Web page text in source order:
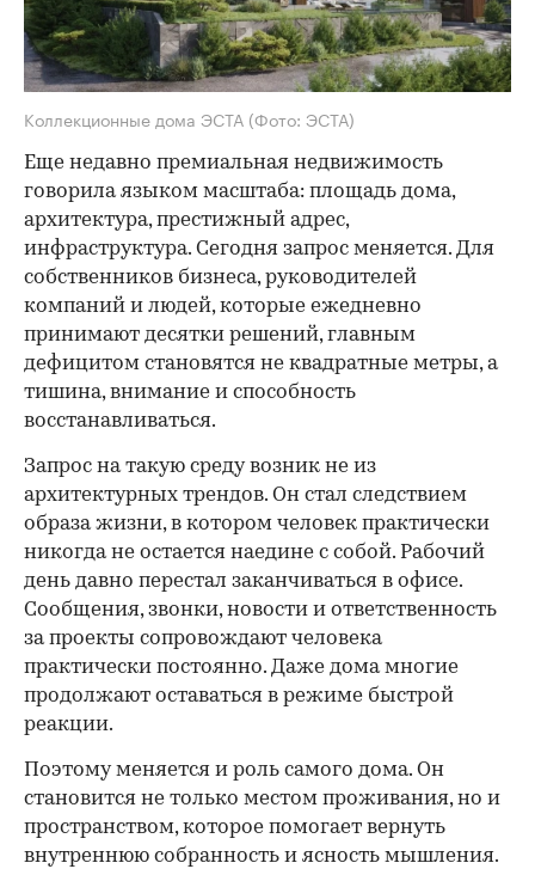
Коллекционные дома ЭСТА (Фото: ЭСТА)
Еще недавно премиальная недвижимость
говорила языком масштаба: площадь дома,
архитектура, престижный адрес,
инфраструктура. Сегодня запрос меняется. Для
собственников бизнеса, руководителей
компаний и людей, которые ежедневно
принимают десятки решений, главным
дефицитом становятся не квадратные метры, а
тишина, внимание и способность
восстанавливаться.
Запрос на такую среду возник не из
архитектурных трендов. Он стал следствием
образа жизни, в котором человек практически
никогда не остается наедине с собой. Рабочий
день давно перестал заканчиваться в офисе.
Сообщения, звонки, новости и ответственность
за проекты сопровождают человека
практически постоянно. Даже дома многие
продолжают оставаться в режиме быстрой
реакции.
Поэтому меняется и роль самого дома. Он
становится не только местом проживания, но и
пространством, которое помогает вернуть
внутреннюю собранность и ясность мышления.